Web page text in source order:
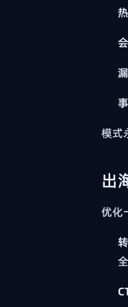
模式
出
优化